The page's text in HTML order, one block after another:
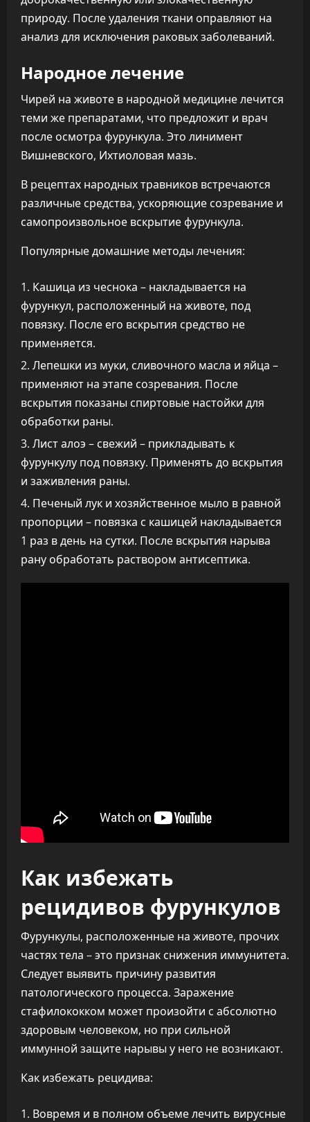
природу. После удаления ткани оправляют на
анализ для исключения раковых заболеваний.
Народное лечение
Чирей на животе в народной медицине лечится
теми же препаратами, что предложит и врач
после осмотра фурункула. Это линимент
Вишневского, Ихтиоловая мазь.
В рецептах народных травников встречаются
различные средства, ускоряющие созревание и
самопроизвольное вскрытие фурункула.
Популярные домашние методы лечения:
Кашица из чеснока – накладывается на
фурункул, расположенный на животе, под
повязку. После его вскрытия средство не
применяется.
Лепешки из муки, сливочного масла и яйца –
применяют на этапе созревания. После
вскрытия показаны спиртовые настойки для
обработки раны.
Лист алоэ – свежий – прикладывать к
фурункулу под повязку. Применять до вскрытия
и заживления раны.
Печеный лук и хозяйственное мыло в равной
пропорции – повязка с кашицей накладывается
1 раз в день на сутки. После вскрытия нарыва
рану обработать раствором антисептика.
Как избежать
рецидивов фурункулов
Фурункулы, расположенные на животе, прочих
частях тела – это признак снижения иммунитета.
Следует выявить причину развития
патологического процесса. Заражение
стафилококком может произойти с абсолютно
здоровым человеком, но при сильной
иммунной защите нарывы у него не возникают.
Как избежать рецидива:
Вовремя и в полном объеме лечить вирусные